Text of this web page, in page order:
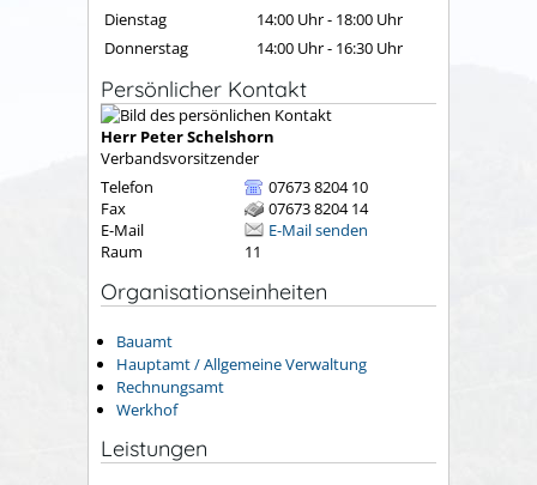
Dienstag
14:00 Uhr- 18:00 Uhr
Donnerstag
14:00 Uhr- 16:30 Uhr
Persönlicher Kontakt
Herr PeterSchelshorn
Verbandsvorsitzender
Telefon
07673 8204 10
Fax
07673 8204 14
E-Mail
E-Mail senden
Raum
11
Organisationseinheiten
Bauamt
Hauptamt / Allgemeine Verwaltung
Rechnungsamt
Werkhof
Leistungen